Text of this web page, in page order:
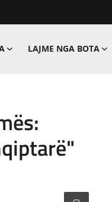
LAJME NGA BOTA